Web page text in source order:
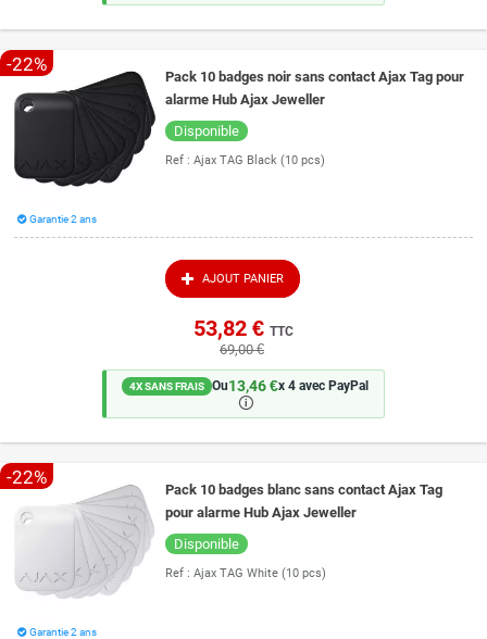
-22%
Pack 10 badges noir sans contact Ajax Tag pour
alarme Hub Ajax Jeweller
Disponible
Ref : Ajax TAG Black (10 pcs)
Garantie 2 ans
AJOUT PANIER
53,82 € TTC
69,00 €
4X SANS FRAIS Ou13,46 €x 4 avec PayPal
🛈
-22%
Pack 10 badges blanc sans contact Ajax Tag
pour alarme Hub Ajax Jeweller
Disponible
Ref : Ajax TAG White (10 pcs)
Garantie 2 ans